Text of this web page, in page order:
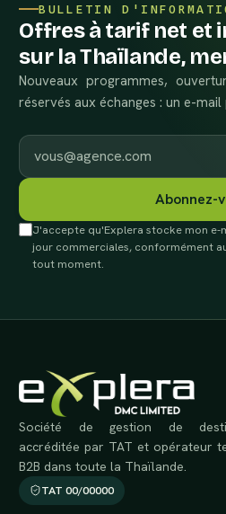
BULLETIN
Offres à tarif net et
sur la Thaïlande,
Nouveaux programmes,
réservés aux échanges : un e-
E-mail professionnel
Abonnez-
J'accepte qu'Explera stocke mon e-
jour commerciales, conformément
tout moment.
Société de gestion de
accréditée par TAT et opérateur
B2B dans toute la Thaïlande.
TAT 00/00000